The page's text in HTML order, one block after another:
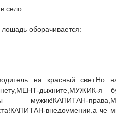
село:
оборачивается:
на красный свет.Но
нету,МЕНТ-
права,МУЖИК-
внедоумении,а че